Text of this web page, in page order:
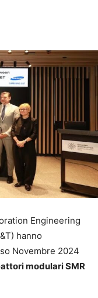
Engineering
hanno
Novembre 2024
modulari SMR